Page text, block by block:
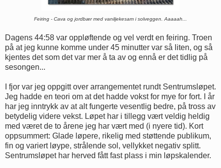
Feiring - Cava og jordbær med vaniljekesam i solveggen. Aaaaah...
Dagens 44:58 var oppløftende og vel verdt en feiring. Troen
på at jeg kunne komme under 45 minutter var så liten, og så
kjentes det som det var mer å ta av og ennå er det tidlig på
sesongen...
I fjor var jeg oppgitt over arrangementet rundt Sentrumsløpet.
Jeg hadde en teori om at det hadde vokst for mye for fort. I år
har jeg inntrykk av at alt fungerte vesentlig bedre, på tross av
betydelig videre vekst. Løpet har i tillegg vært veldig heldig
med været de to årene jeg har vært med (i nyere tid). Kort
oppsummert: Glade løpere, rikelig med støttende publikum,
fin og variert løype, strålende sol, vellykket negativ splitt.
Sentrumsløpet har herved fått fast plass i min løpskalender.